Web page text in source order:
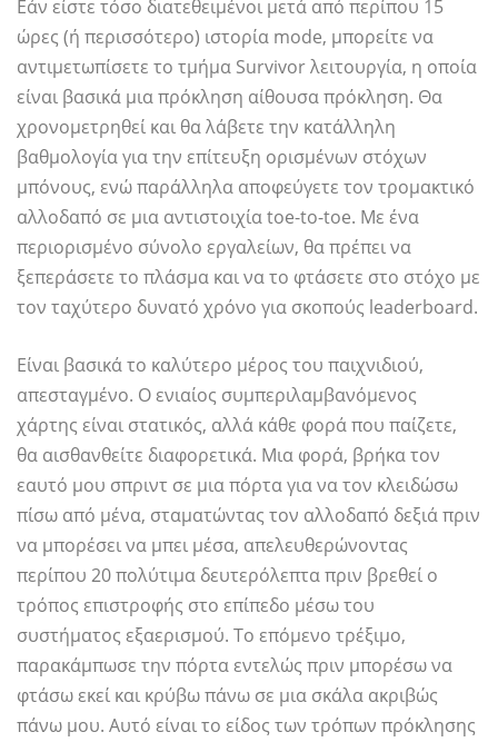
Εάν είστε τόσο διατεθειμένοι μετά από περίπου 15
ώρες (ή περισσότερο) ιστορία mode, μπορείτε να
αντιμετωπίσετε το τμήμα Survivor λειτουργία, η οποία
είναι βασικά μια πρόκληση αίθουσα πρόκληση. Θα
χρονομετρηθεί και θα λάβετε την κατάλληλη
βαθμολογία για την επίτευξη ορισμένων στόχων
μπόνους, ενώ παράλληλα αποφεύγετε τον τρομακτικό
αλλοδαπό σε μια αντιστοιχία toe-to-toe. Με ένα
περιορισμένο σύνολο εργαλείων, θα πρέπει να
ξεπεράσετε το πλάσμα και να το φτάσετε στο στόχο με
τον ταχύτερο δυνατό χρόνο για σκοπούς leaderboard.
Είναι βασικά το καλύτερο μέρος του παιχνιδιού,
απεσταγμένο. Ο ενιαίος συμπεριλαμβανόμενος
χάρτης είναι στατικός, αλλά κάθε φορά που παίζετε,
θα αισθανθείτε διαφορετικά. Μια φορά, βρήκα τον
εαυτό μου σπριντ σε μια πόρτα για να τον κλειδώσω
πίσω από μένα, σταματώντας τον αλλοδαπό δεξιά πριν
να μπορέσει να μπει μέσα, απελευθερώνοντας
περίπου 20 πολύτιμα δευτερόλεπτα πριν βρεθεί ο
τρόπος επιστροφής στο επίπεδο μέσω του
συστήματος εξαερισμού. Το επόμενο τρέξιμο,
παρακάμπωσε την πόρτα εντελώς πριν μπορέσω να
φτάσω εκεί και κρύβω πάνω σε μια σκάλα ακριβώς
πάνω μου. Αυτό είναι το είδος των τρόπων πρόκλησης